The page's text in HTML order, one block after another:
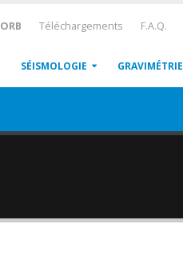
ORB Téléchargements F.A.Q.
SÉISMOLOGIE GRAVIMÉTRIE